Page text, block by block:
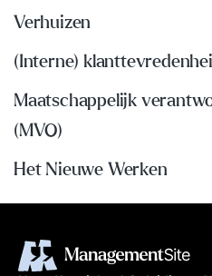
Verhuizen
(Interne)
Maatschappelijk
(MVO)
Het Nieuwe Werken